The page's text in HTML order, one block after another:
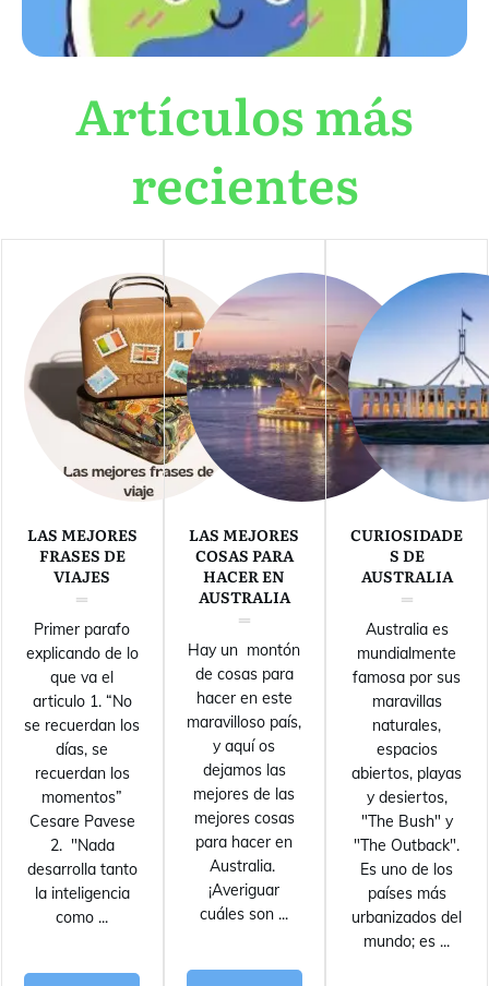
Artículos más
recientes
LAS MEJORES
FRASES DE
VIAJES
Primer parafo
explicando de lo
que va el
articulo 1. “No
se recuerdan los
días, se
recuerdan los
momentos”
Cesare Pavese
2. "Nada
desarrolla tanto
la inteligencia
como ...
LAS MEJORES
COSAS PARA
HACER EN
AUSTRALIA
Hay un montón
de cosas para
hacer en este
maravilloso país,
y aquí os
dejamos las
mejores de las
mejores cosas
para hacer en
Australia.
¡Averiguar
cuáles son ...
CURIOSIDADE
S DE
AUSTRALIA
Australia es
mundialmente
famosa por sus
maravillas
naturales,
espacios
abiertos, playas
y desiertos,
"The Bush" y
"The Outback".
Es uno de los
países más
urbanizados del
mundo; es ...